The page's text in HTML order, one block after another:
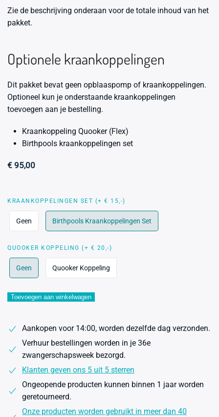
Zie de beschrijving onderaan voor de totale inhoud van het
pakket.
Optionele kraankoppelingen
Dit pakket bevat geen opblaaspomp of kraankoppelingen.
Optioneel kun je onderstaande kraankoppelingen
toevoegen aan je bestelling.
Kraankoppeling Quooker (Flex)
Birthpools kraankoppelingen set
€ 95,00
KRAANKOPPELINGEN SET (+ € 15,-)
Geen Birthpools Kraankoppelingen Set
QUOOKER KOPPELING (+ € 20,-)
Geen Quooker Koppeling
Toevoegen aan winkelwagen
Aankopen voor 14:00, worden dezelfde dag verzonden.
Verhuur bestellingen worden in je 36e
zwangerschapsweek bezorgd.
Klanten geven ons 5 uit 5 sterren
Ongeopende producten kunnen binnen 1 jaar worden
geretourneerd.
Onze producten worden gebruikt in meer dan 40